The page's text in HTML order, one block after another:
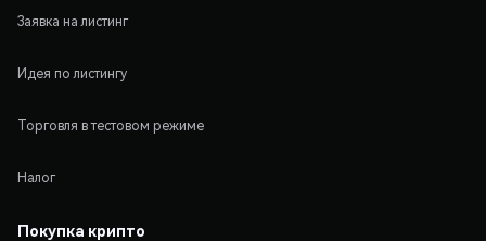
Заявка на листинг
Идея по листингу
Торговля в тестовом режиме
Налог
Покупка крипто